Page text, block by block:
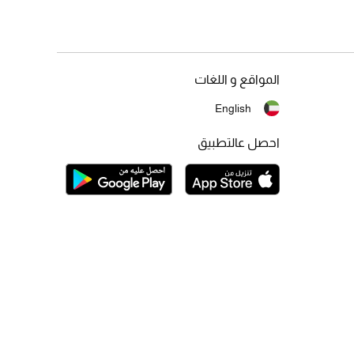
المواقع و اللغات
English
احصل عالتطبيق